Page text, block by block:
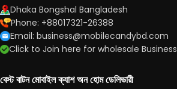
Dhaka Bongshal Bangladesh
Phone: +88017321-26388
Email: business@mobilecandybd.com
Click to Join here for wholesale Business
বেস্ট বাটন মোবাইল ক্যাশ অন হোম ডেলিভারী